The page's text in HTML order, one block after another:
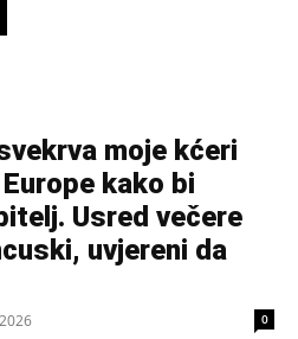
moje kćeri
kako bi
Usred večere
uvjereni da
0